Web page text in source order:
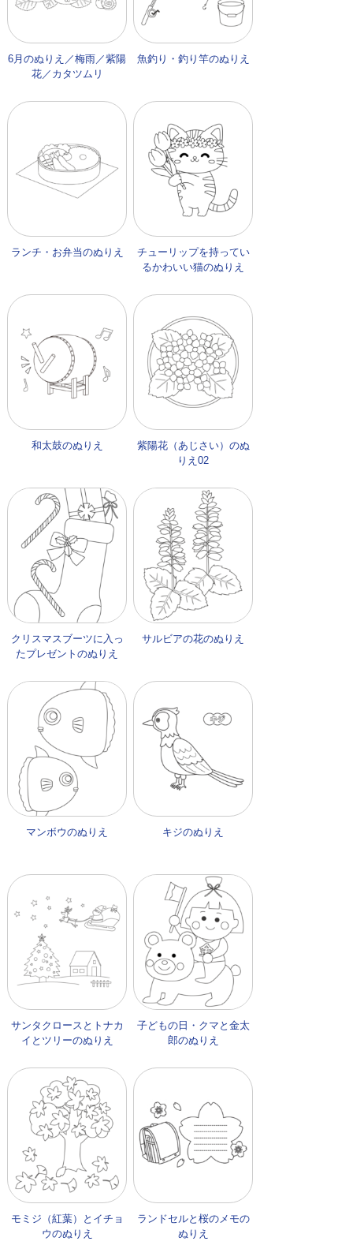
6月のぬりえ／梅雨／紫陽
花／カタツムリ
魚釣り・釣り竿のぬりえ
ランチ・お弁当のぬりえ
チューリップを持ってい
るかわいい猫のぬりえ
和太鼓のぬりえ
紫陽花（あじさい）のぬ
りえ02
クリスマスブーツに入っ
たプレゼントのぬりえ
サルビアの花のぬりえ
マンボウのぬりえ キジのぬりえ
サンタクロースとトナカ
イとツリーのぬりえ
子どもの日・クマと金太
郎のぬりえ
モミジ（紅葉）とイチョ
ウのぬりえ
ランドセルと桜のメモの
ぬりえ